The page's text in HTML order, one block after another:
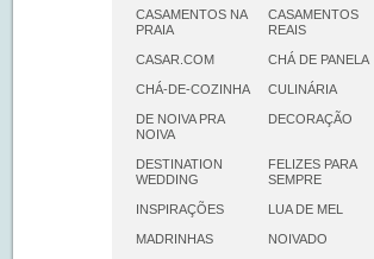
CASAMENTOS NA
PRAIA
CASAMENTOS
REAIS
CASAR.COM CHÁ DE PANELA
CHÁ-DE-COZINHA CULINÁRIA
DE NOIVA PRA
NOIVA
DECORAÇÃO
DESTINATION
WEDDING
FELIZES PARA
SEMPRE
INSPIRAÇÕES LUA DE MEL
MADRINHAS NOIVADO